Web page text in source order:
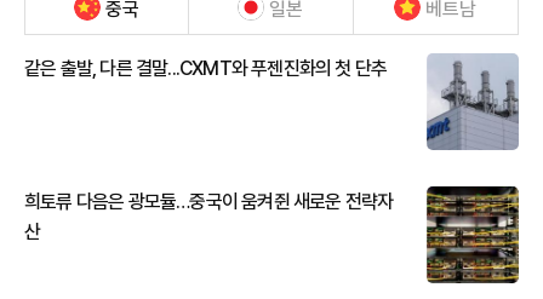
중국 일본 베트남
같은 출발, 다른 결말...CXMT와 푸젠진화의 첫 단추
희토류 다음은 광모듈…중국이 움켜쥔 새로운 전략자
산